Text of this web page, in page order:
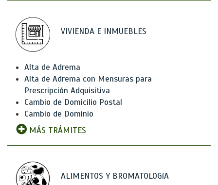
VIVIENDA E INMUEBLES
Alta de Adrema
Alta de Adrema con Mensuras para
Prescripción Adquisitiva
Cambio de Domicilio Postal
Cambio de Dominio
MÁS TRÁMITES
ALIMENTOS Y BROMATOLOGíA